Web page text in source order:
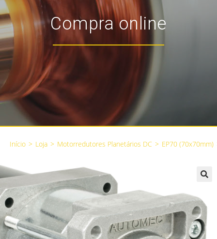
Compra online
Início > Loja > Motorredutores Planetários DC > EP70 (70x70mm)